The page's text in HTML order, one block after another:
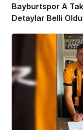
Bayburtspor A
Detaylar Belli Oldu